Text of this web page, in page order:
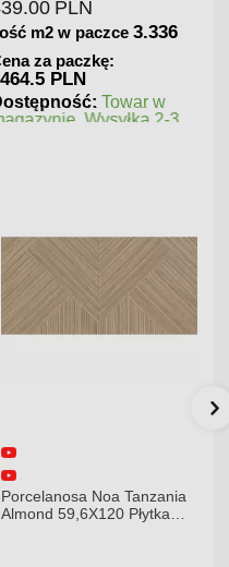
180.00 PLN
Ilość m2 w paczce 1.125
Cena za paczkę:
202.5 PLN
Dostępność: Towar w
magazynie. Wysyłka 2-3
Porcelanosa Karachi Grey
120x120x8,5mm płytka